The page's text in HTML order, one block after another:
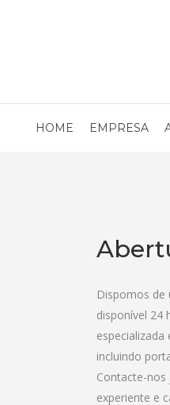
HOME EMPRESA
Dispomos de
disponível 24
incluindo
Contacte-
experiente e